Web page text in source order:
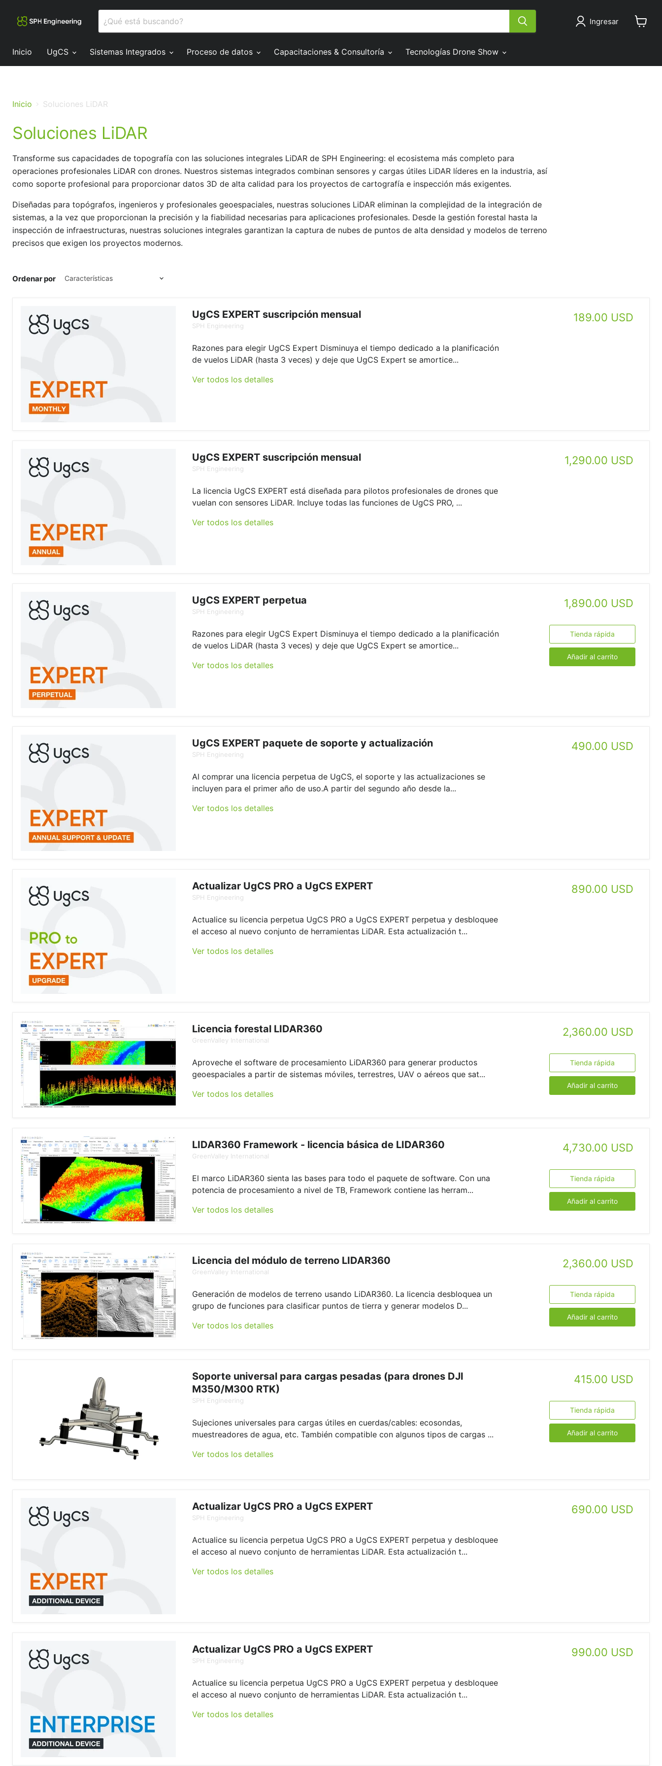
Ingresar
Inicio
UgCS Sistemas Integrados Proceso de datos Capacitaciones & Consultoría Tecnologías Drone Show
Inicio Soluciones LiDAR
Soluciones LiDAR
Transforme sus capacidades de topografía con las soluciones integrales LiDAR de SPH Engineering: el ecosistema más completo para
operaciones profesionales LiDAR con drones. Nuestros sistemas integrados combinan sensores y cargas útiles LiDAR líderes en la industria, así
como soporte profesional para proporcionar datos 3D de alta calidad para los proyectos de cartografía e inspección más exigentes.
Diseñadas para topógrafos, ingenieros y profesionales geoespaciales, nuestras soluciones LiDAR eliminan la complejidad de la integración de
sistemas, a la vez que proporcionan la precisión y la fiabilidad necesarias para aplicaciones profesionales. Desde la gestión forestal hasta la
inspección de infraestructuras, nuestras soluciones integrales garantizan la captura de nubes de puntos de alta densidad y modelos de terreno
precisos que exigen los proyectos modernos.
Ordenar por
UgCS EXPERT suscripción mensual
SPH Engineering
Razones para elegir UgCS Expert Disminuya el tiempo dedicado a la planificación
de vuelos LiDAR (hasta 3 veces) y deje que UgCS Expert se amortice...
Ver todos los detalles
189.00 USD
UgCS EXPERT suscripción mensual
SPH Engineering
La licencia UgCS EXPERT está diseñada para pilotos profesionales de drones que
vuelan con sensores LiDAR. Incluye todas las funciones de UgCS PRO, ...
Ver todos los detalles
1,290.00 USD
UgCS EXPERT perpetua
SPH Engineering
Razones para elegir UgCS Expert Disminuya el tiempo dedicado a la planificación
de vuelos LiDAR (hasta 3 veces) y deje que UgCS Expert se amortice...
Ver todos los detalles
1,890.00 USD
Tienda rápida
Añadir al carrito
UgCS EXPERT paquete de soporte y actualización
SPH Engineering
Al comprar una licencia perpetua de UgCS, el soporte y las actualizaciones se
incluyen para el primer año de uso.A partir del segundo año desde la...
Ver todos los detalles
490.00 USD
Actualizar UgCS PRO a UgCS EXPERT
SPH Engineering
Actualice su licencia perpetua UgCS PRO a UgCS EXPERT perpetua y desbloquee
el acceso al nuevo conjunto de herramientas LiDAR. Esta actualización t...
Ver todos los detalles
890.00 USD
Licencia forestal LIDAR360
GreenValley International
Aproveche el software de procesamiento LiDAR360 para generar productos
geoespaciales a partir de sistemas móviles, terrestres, UAV o aéreos que sat...
Ver todos los detalles
2,360.00 USD
Tienda rápida
Añadir al carrito
LIDAR360 Framework - licencia básica de LIDAR360
GreenValley International
El marco LiDAR360 sienta las bases para todo el paquete de software. Con una
potencia de procesamiento a nivel de TB, Framework contiene las herram...
Ver todos los detalles
4,730.00 USD
Tienda rápida
Añadir al carrito
Licencia del módulo de terreno LIDAR360
GreenValley International
Generación de modelos de terreno usando LiDAR360. La licencia desbloquea un
grupo de funciones para clasificar puntos de tierra y generar modelos D...
Ver todos los detalles
2,360.00 USD
Tienda rápida
Añadir al carrito
Soporte universal para cargas pesadas (para drones DJI
M350/M300 RTK)
SPH Engineering
Sujeciones universales para cargas útiles en cuerdas/cables: ecosondas,
muestreadores de agua, etc. También compatible con algunos tipos de cargas ...
Ver todos los detalles
415.00 USD
Tienda rápida
Añadir al carrito
Actualizar UgCS PRO a UgCS EXPERT
SPH Engineering
Actualice su licencia perpetua UgCS PRO a UgCS EXPERT perpetua y desbloquee
el acceso al nuevo conjunto de herramientas LiDAR. Esta actualización t...
Ver todos los detalles
690.00 USD
Actualizar UgCS PRO a UgCS EXPERT
SPH Engineering
Actualice su licencia perpetua UgCS PRO a UgCS EXPERT perpetua y desbloquee
el acceso al nuevo conjunto de herramientas LiDAR. Esta actualización t...
Ver todos los detalles
990.00 USD